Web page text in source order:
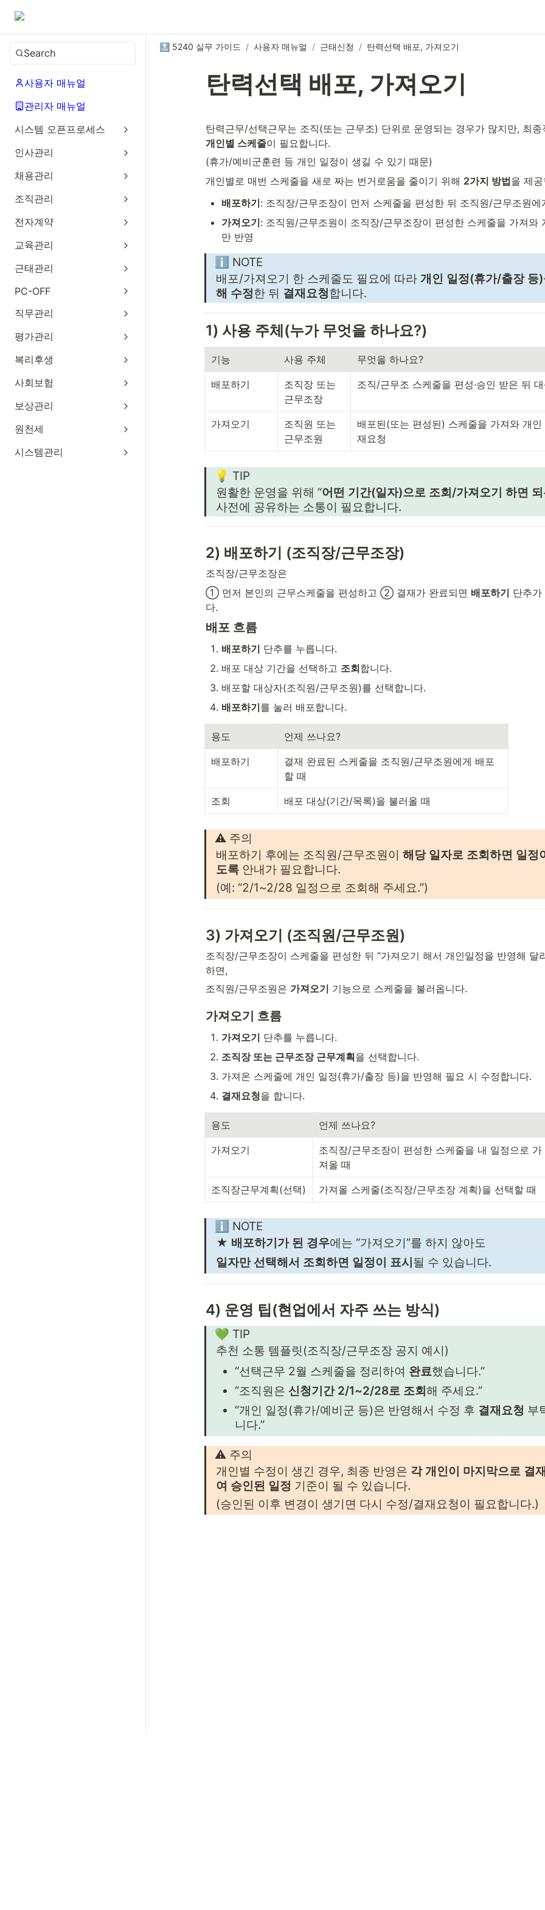
Search
사용자 매뉴얼
관리자 매뉴얼
시스템 오픈프로세스
인사관리
채용관리
조직관리
전자계약
교육관리
근태관리
PC-OFF
직무관리
평가관리
복리후생
사회보험
보상관리
원천세
시스템관리
🔝 5240 실무 가이드 / 사용자 매뉴얼 / 근태신청 / 탄력선택 배포, 가져오기
탄력선택 배포, 가져오기
개인별 스케줄이 필요합니다.
(휴가/예비군훈련 등 개인 일정이 생길 수 있기 때문)
개인별로 매번 스케줄을 새로 짜는 번거로움을 줄이기 위해 2가지 방법을 제
배포하기: 조직장/근무조장이 먼저 스케줄을 편성한 뒤 조직원/근무조원에
가져오기: 조직원/근무조원이 조직장/근무조장이 편성한 스케줄을 가져와
만 반영
ℹ️ NOTE
배포/가져오기 한 스케줄도 필요에 따라 개인 일정(휴가/출장 등
해 수정한 뒤 결재요청합니다.
1) 사용 주체(누가 무엇을 하나요?)
기능 사용 주체 무엇을 하나요?
배포하기
조직장 또는
근무조장
조직/근무조 스케줄을 편성·승인 받은 뒤
가져오기
조직원 또는
근무조원
배포된(또는 편성된) 스케줄을 가져와 개
재요청
💡 TIP
원활한 운영을 위해 “어떤 기간(일자)으로 조회/가져오기 하면
사전에 공유하는 소통이 필요합니다.
2) 배포하기 (조직장/근무조장)
조직장/근무조장은
① 먼저 본인의 근무스케줄을 편성하고 ② 결재가 완료되면 배포하기 단추
다.
배포 흐름
배포하기 단추를 누릅니다.
배포 대상 기간을 선택하고 조회합니다.
배포할 대상자(조직원/근무조원)를 선택합니다.
배포하기를 눌러 배포합니다.
용도 언제 쓰나요?
배포하기
결재 완료된 스케줄을 조직원/근무조원에게 배포
할 때
조회 배포 대상(기간/목록)을 불러올 때
⚠️ 주의
배포하기 후에는 조직원/근무조원이 해당 일자로 조회하면 일정
도록 안내가 필요합니다.
(예: “2/1~2/28 일정으로 조회해 주세요.”)
3) 가져오기 (조직원/근무조원)
조직장/근무조장이 스케줄을 편성한 뒤 “가져오기 해서 개인일정을 반영해 달
하면,
조직원/근무조원은 가져오기 기능으로 스케줄을 불러옵니다.
가져오기 흐름
가져오기 단추를 누릅니다.
조직장 또는 근무조장 근무계획을 선택합니다.
가져온 스케줄에 개인 일정(휴가/출장 등)을 반영해 필요 시 수정합니다.
결재요청을 합니다.
용도 언제 쓰나요?
가져오기
조직장/근무조장이 편성한 스케줄을 내 일정으로 가
져올 때
조직장근무계획(선택) 가져올 스케줄(조직장/근무조장 계획)을 선택할 때
ℹ️ NOTE
★ 배포하기가 된 경우에는 “가져오기”를 하지 않아도
일자만 선택해서 조회하면 일정이 표시될 수 있습니다.
4) 운영 팁(현업에서 자주 쓰는 방식)
💚 TIP
추천 소통 템플릿(조직장/근무조장 공지 예시)
“선택근무 2월 스케줄을 정리하여 완료했습니다.”
“조직원은 신청기간 2/1~2/28로 조회해 주세요.”
“개인 일정(휴가/예비군 등)은 반영해서 수정 후 결재요청 부
니다.”
⚠️ 주의
개인별 수정이 생긴 경우, 최종 반영은 각 개인이 마지막으로 결
여 승인된 일정 기준이 될 수 있습니다.
(승인된 이후 변경이 생기면 다시 수정/결재요청이 필요합니다.)